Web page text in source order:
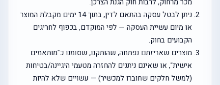
מכר מרחוק, לרבות חוק הגנת הצרכן.
ניתן לבטל עסקה בהתאם לדין, בתוך 14 ימים מקבלת המוצר
או מיום עשיית העסקה — לפי המוקדם, בכפוף לחריגים
הקבועים בחוק.
מוצרים שאריזתם נפתחה, שהותקנו, שסומנו כ"מותאמים
אישית", או שאינם ניתנים להחזרה מטעמי היגיינה/בטיחות
(למשל חלקים שחוברו למכשיר) — עשויים שלא להיות